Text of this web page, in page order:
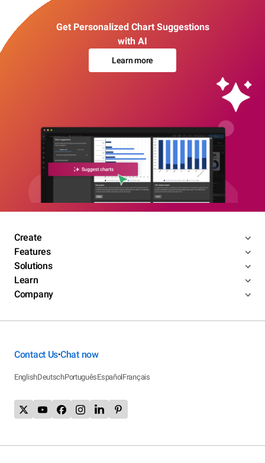
Get Personalized Chart Suggestions
with AI
Learn more
Create
Features
Solutions
Learn
Company
Contact Us•Chat now
EnglishDeutschPortuguêsEspañolFrançais